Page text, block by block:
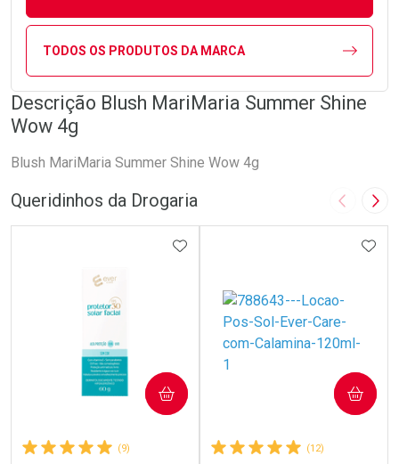
TODOS OS PRODUTOS DA MARCA
Descrição Blush MariMaria Summer Shine
Wow 4g
Blush MariMaria Summer Shine Wow 4g
Queridinhos da Drogaria Imagem
(9)
ADICIONAR AOS FAVORITOS
COMPRAR
(12)
COMPRAR